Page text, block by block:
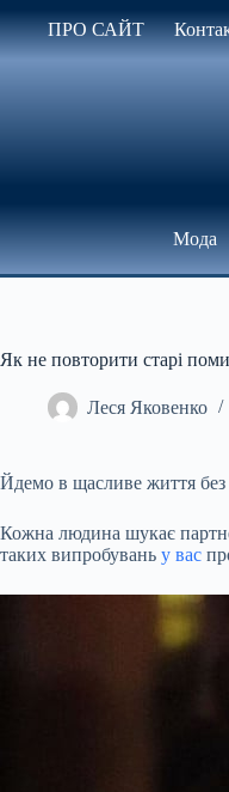
до
вмісту
ПРО САЙТ
Мода
Як не повторити старі
Леся Яковенко
Йдемо в щасливе життя без
Кожна людина шукає
таких випробувань у вас